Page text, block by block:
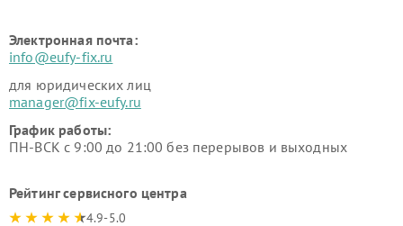
Электронная почта:
info@eufy-fix.ru
для юридических лиц
manager@fix-eufy.ru
График работы:
ПН-ВСК с 9:00 до 21:00 без перерывов и выходных
Рейтинг сервисного центра
4.9-5.0